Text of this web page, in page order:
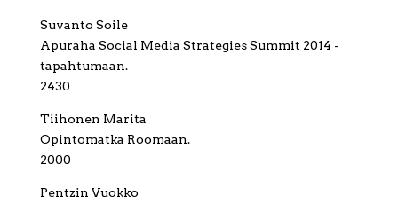
Suvanto Soile
Apuraha Social Media Strategies Summit 2014 -
tapahtumaan.
2430
Tiihonen Marita
Opintomatka Roomaan.
2000
Pentzin Vuokko